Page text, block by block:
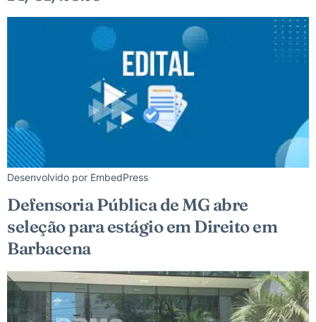
Desenvolvido por EmbedPress
Defensoria Pública de MG abre
seleção para estágio em Direito em
Barbacena